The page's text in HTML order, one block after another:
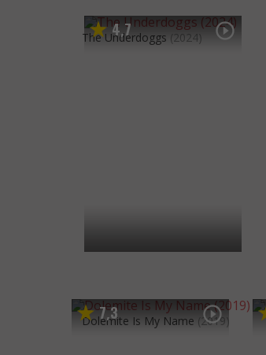
4,7
The Underdoggs (2024)
7,3
Dolemite Is My Name (2019)